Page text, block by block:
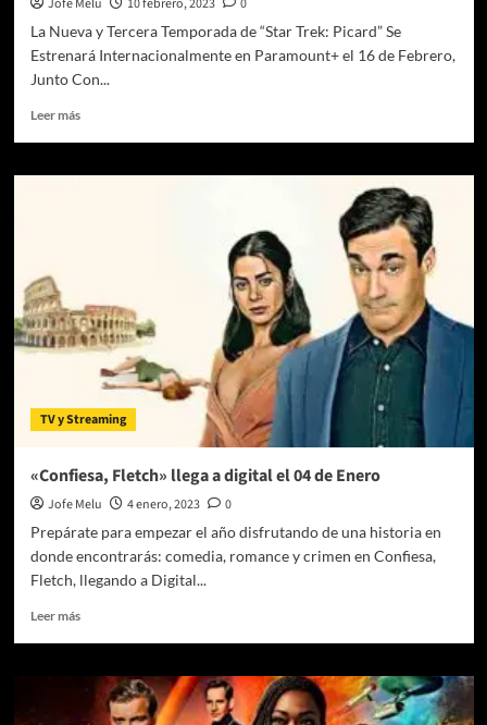
Jofe Melu 10 febrero, 2023
0
La Nueva y Tercera Temporada de “Star Trek: Picard” Se
Estrenará Internacionalmente en Paramount+ el 16 de Febrero,
Junto Con...
Leer másLeer
Paramount+
Pickard’
TV y Streaming
«Confiesa, Fletch» llega a digital el 04 de Enero
Jofe Melu 4 enero, 2023
0
Prepárate para empezar el año disfrutando de una historia en
donde encontrarás: comedia, romance y crimen en Confiesa,
Fletch, llegando a Digital...
Leer másLeer
«Confiesa,
Fletch»
llega